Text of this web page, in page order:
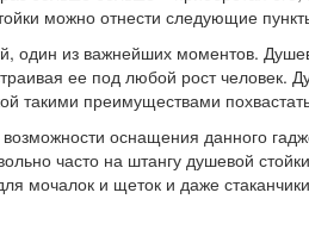
можно отнести следующие
один из важнейших моментов.
ее под любой рост человек.
такими преимуществами
оснащения данного
часто на штангу душевой
мочалок и щеток и даже